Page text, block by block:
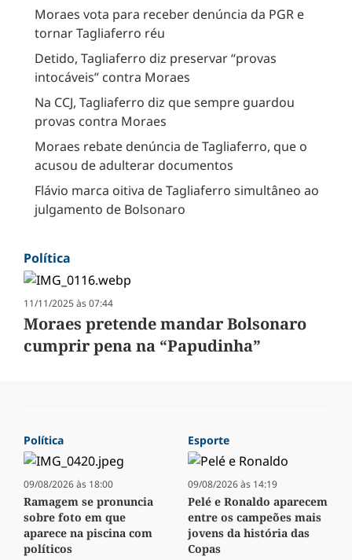
Moraes vota para receber denúncia da PGR e
tornar Tagliaferro réu
Detido, Tagliaferro diz preservar “provas
intocáveis” contra Moraes
Na CCJ, Tagliaferro diz que sempre guardou
provas contra Moraes
Moraes rebate denúncia de Tagliaferro, que o
acusou de adulterar documentos
Flávio marca oitiva de Tagliaferro simultâneo ao
julgamento de Bolsonaro
Política
11/11/2025 às 07:44
Moraes pretende mandar Bolsonaro
cumprir pena na “Papudinha”
Política
09/08/2026 às 18:00
Ramagem se pronuncia
sobre foto em que
aparece na piscina com
políticos
Esporte
09/08/2026 às 14:19
Pelé e Ronaldo aparecem
entre os campeões mais
jovens da história das
Copas